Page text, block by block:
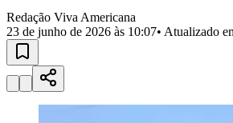
Meio Ambiente
Obras
Bairros de Americana
CentroJardim Girassol
NamoradosJardim São PauloParque
Redação Viva Americana
23 de junho de 2026 às 10:07• Atualizado